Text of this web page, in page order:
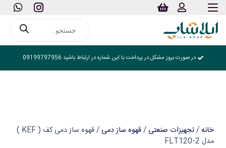
search
در صورت بروز مشکل در پرداخت با این شماره در ارتباط باشید 09199797956
خانه/تجهیزات صنعتی /قهوه ساز دمی
/ قهوه ساز دمی کف ( KEF )
مدل FLT120-2